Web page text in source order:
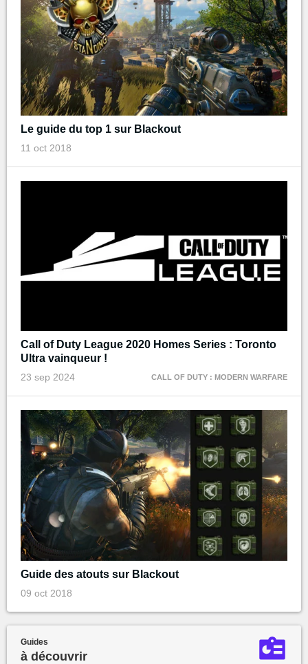
Le guide du top 1 sur Blackout
11 oct 2018
Call of Duty League 2020 Homes Series : Toronto
Ultra vainqueur !
23 sep 2024 CALL OF DUTY : MODERN WARFARE
Guide des atouts sur Blackout
09 oct 2018
Guides
à découvrir